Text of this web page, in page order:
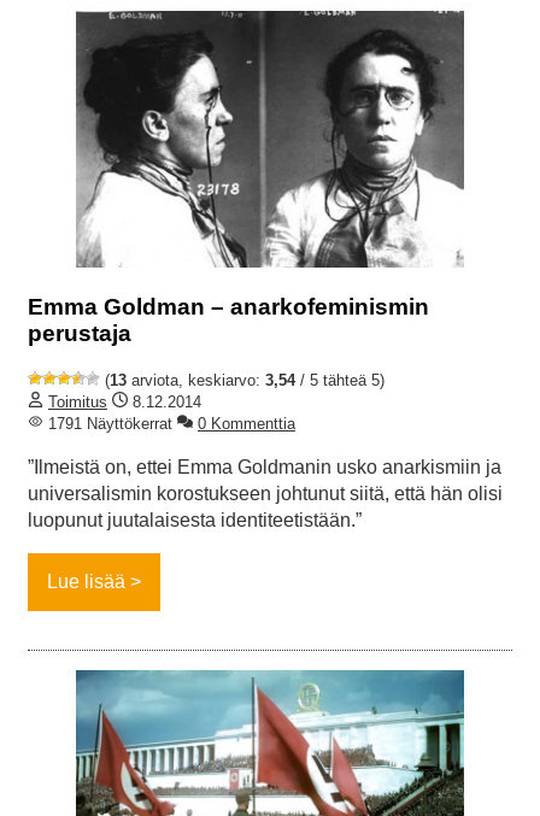
Emma Goldman – anarkofeminismin
perustaja
(13 arviota, keskiarvo: 3,54/ 5 tähteä 5)
Toimitus
8.12.2014
1791 Näyttökerrat
0 Kommenttia
”Ilmeistä on, ettei Emma Goldmanin usko anarkismiin ja
universalismin korostukseen johtunut siitä, että hän olisi
luopunut juutalaisesta identiteetistään.”
Lue lisää